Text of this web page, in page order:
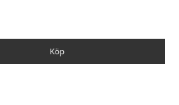
vac-maskinger för livsmedelsindustri
Köp